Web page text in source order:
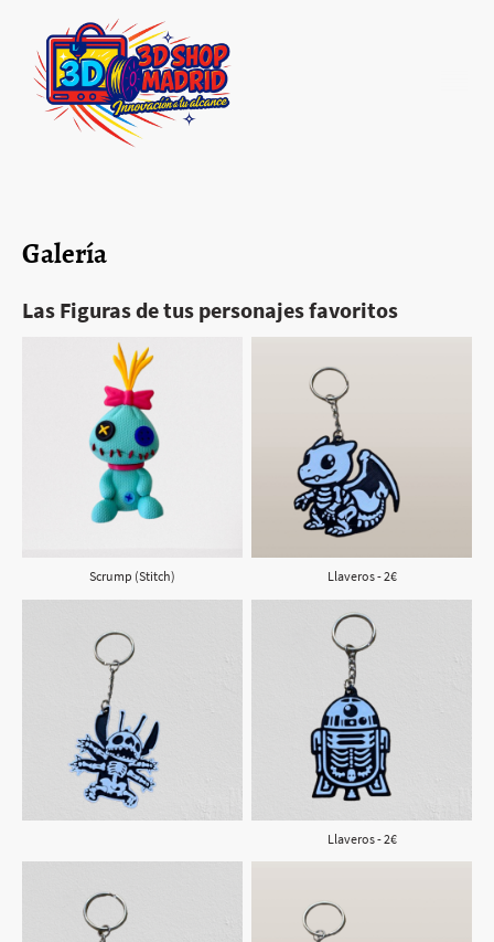
Galería
Las Figuras de tus personajes favoritos
Scrump (Stitch) Llaveros - 2€
Llaveros - 2€